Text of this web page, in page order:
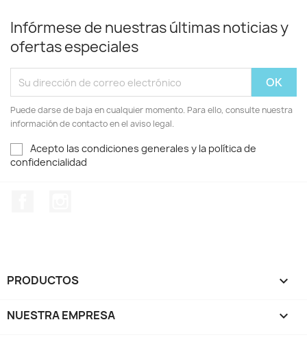
Infórmese de nuestras últimas noticias y
ofertas especiales
Puede darse de baja en cualquier momento. Para ello, consulte nuestra
información de contacto en el aviso legal.
Acepto las condiciones generales y la política de
confidencialidad
PRODUCTOS 
NUESTRA EMPRESA 